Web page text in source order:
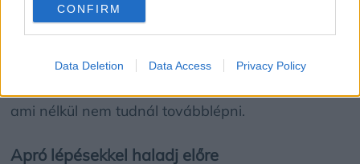
CONFIRM
Data Deletion Data Access Privacy Policy
Ha nehéz elengedned valamit, az lehet, hogy
szükséges leckét. Néha éppen a fájdalom vagy a
ami nélkül nem tudnál továbblépni.
Apró lépésekkel haladj előre